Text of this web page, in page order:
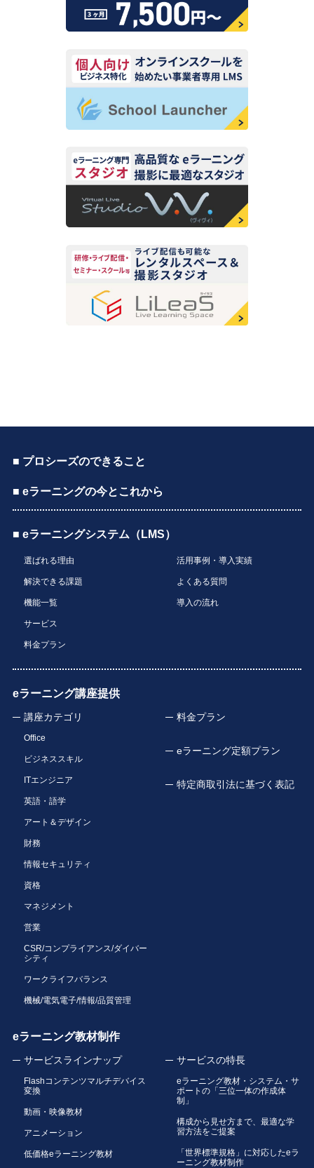
■ プロシーズのできること
■ eラーニングの今とこれから
■ eラーニングシステム（LMS）
選ばれる理由
解決できる課題
機能一覧
サービス
料金プラン
活用事例・導入実績
よくある質問
導入の流れ
eラーニング講座提供
講座カテゴリ
Office
ビジネススキル
ITエンジニア
英語・語学
アート＆デザイン
財務
情報セキュリティ
資格
マネジメント
営業
CSR/コンプライアンス/ダイバー
シティ
ワークライフバランス
機械/電気電子/情報/品質管理
料金プラン
eラーニング定額プラン
特定商取引法に基づく表記
eラーニング教材制作
サービスラインナップ
Flashコンテンツマルチデバイス
変換
動画・映像教材
アニメーション
低価格eラーニング教材
サービスの特長
eラーニング教材・システム・サ
ポートの「三位一体の作成体
制」
構成から見せ方まで、最適な学
習方法をご提案
「世界標準規格」に対応したeラ
ーニング教材制作